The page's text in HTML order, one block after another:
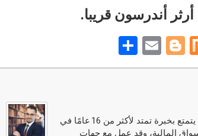
أندرسون قريبا.
M
ix
Bl
o
er
E
m
h
مجدي النوري محلل أسواق مالية ومختص في التحليل الاقتصادي والمالي، يتمتع بخبرة تمتد لأكثر من 16 عامًا في
المالية، وقد عمل مع جهات